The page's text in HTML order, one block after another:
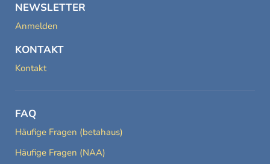
NEWSLETTER
Anmelden
KONTAKT
Kontakt
FAQ
Häufige Fragen (betahaus)
Häufige Fragen (NAA)